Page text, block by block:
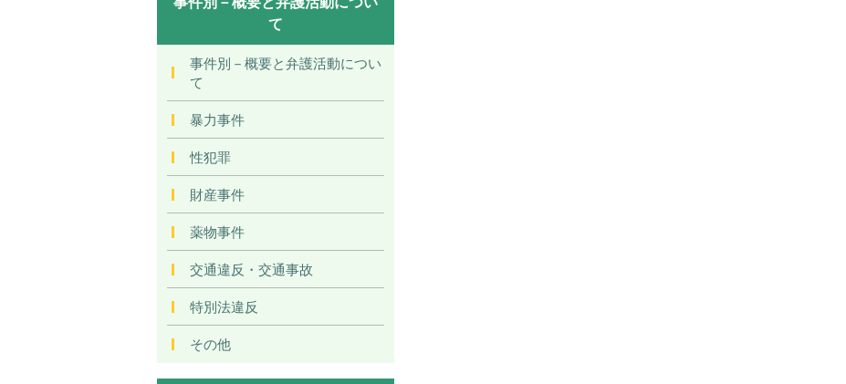
て
事件別－概要と弁護活動につい
て
暴力事件
性犯罪
財産事件
薬物事件
交通違反・交通事故
特別法違反
その他